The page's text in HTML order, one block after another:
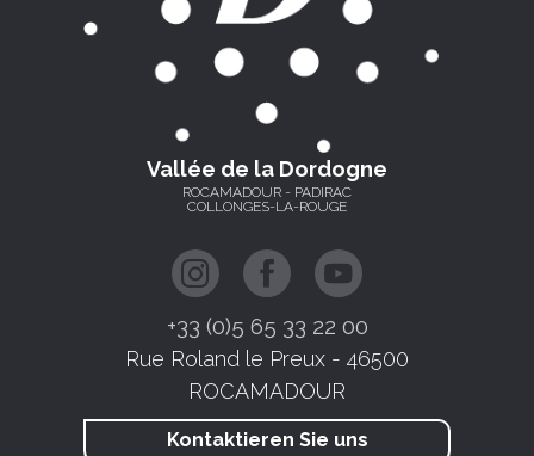
Vallée de la Dordogne
ROCAMADOUR - PADIRAC
COLLONGES-LA-ROUGE
+33 (0)5 65 33 22 00
Rue Roland le Preux - 46500
ROCAMADOUR
Kontaktieren Sie uns